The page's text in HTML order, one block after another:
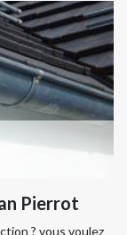
Pierrot
? vous voulez